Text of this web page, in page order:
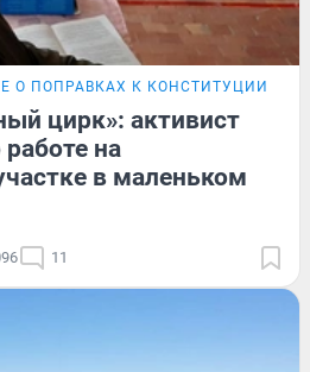
О ПОПРАВКАХ К КОНСТИТУЦИИ
цирк»: активист
на
в маленьком
11